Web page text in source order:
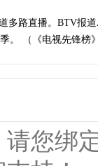
多路直播。BTV报
。 （《电视先锋榜